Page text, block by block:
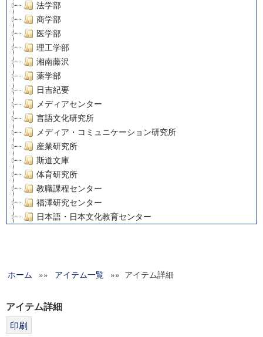
法学部
商学部
医学部
理工学部
湘南藤沢
薬学部
日吉紀要
メディアセンター
言語文化研究所
メディア・コミュニケーション研究所
産業研究所
斯道文庫
体育研究所
教職課程センター
福澤研究センター
日本語・日本文化教育センター
グローバルリサーチインスティテュート
科学研究費補助金研究成果報告書
ホーム »» アイテム一覧 »» アイテム詳細
アイテム詳細